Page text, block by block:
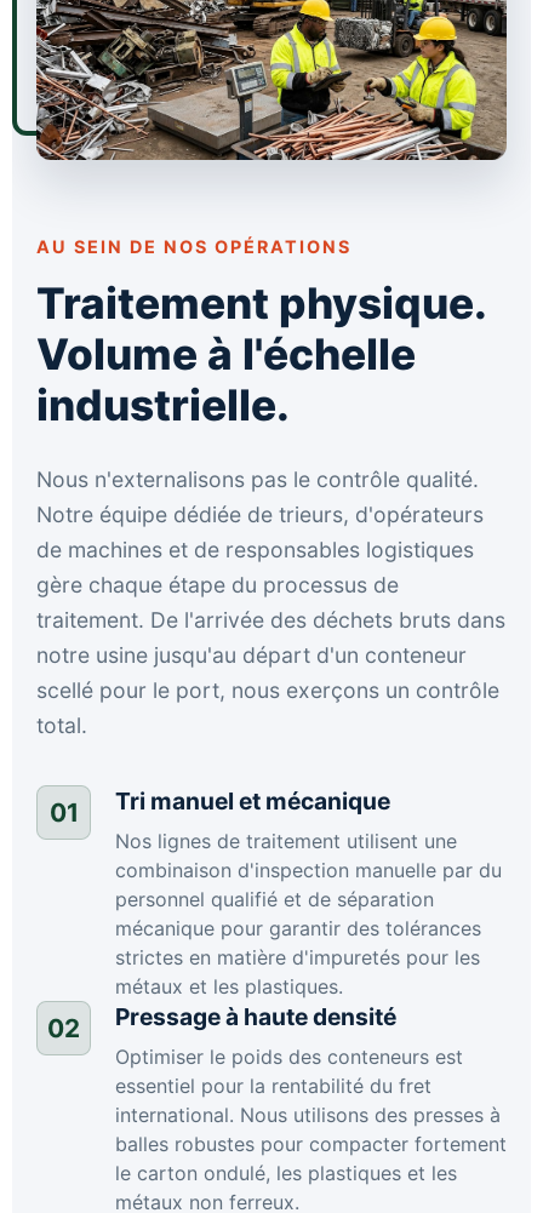
AU SEIN DE NOS OPÉRATIONS
Traitement physique.
Volume à l'échelle
industrielle.
Nous n'externalisons pas le contrôle qualité.
Notre équipe dédiée de trieurs, d'opérateurs
de machines et de responsables logistiques
gère chaque étape du processus de
traitement. De l'arrivée des déchets bruts dans
notre usine jusqu'au départ d'un conteneur
scellé pour le port, nous exerçons un contrôle
total.
01 Tri manuel et mécanique
Nos lignes de traitement utilisent une
combinaison d'inspection manuelle par du
personnel qualifié et de séparation
mécanique pour garantir des tolérances
strictes en matière d'impuretés pour les
métaux et les plastiques.
02 Pressage à haute densité
Optimiser le poids des conteneurs est
essentiel pour la rentabilité du fret
international. Nous utilisons des presses à
balles robustes pour compacter fortement
le carton ondulé, les plastiques et les
métaux non ferreux.